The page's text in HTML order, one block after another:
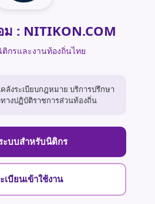
: NITIKON.COM
กรและงานท้องถิ่นไทย
ลังระเบียบกฎหมาย บริการปรึกษา
างปฏิบัติราชการส่วนท้องถิ่น
ะบบสำหรับนิติกร
เบียนเข้าใช้งาน